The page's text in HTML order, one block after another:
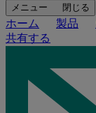
メニュー 閉じる
ホーム
製品
共有する